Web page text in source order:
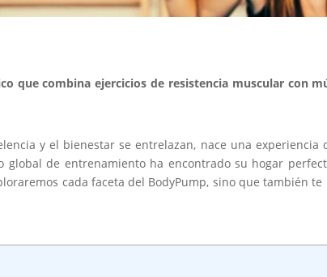
que combina ejercicios de resistencia muscular con
y el bienestar se entrelazan, nace una
global de entrenamiento ha encontrado su hogar
cada faceta del BodyPump, sino que también